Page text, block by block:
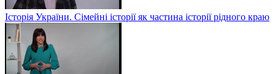
Історія України. Сімейні історії як частина історії рідного краю